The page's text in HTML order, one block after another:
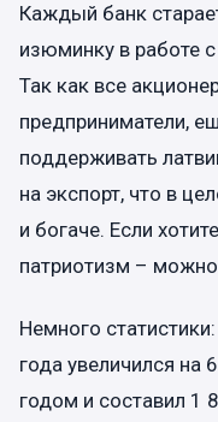
Каждый банк
изюминку в работе
Так как все
предприниматели,
поддерживать
на экспорт, что в
и богаче. Если
патриотизм – можно
Немного
года увеличился
годом и составил 1